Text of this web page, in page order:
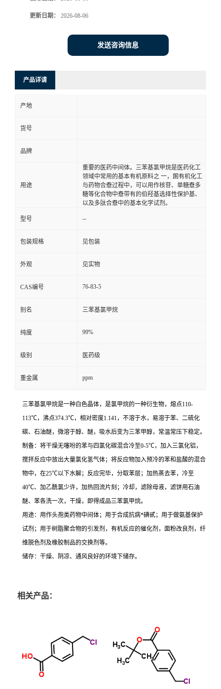
更新日期： 2026-08-06
发送咨询信息
产品详请
产地
货号
品牌
用途
重要的医药中间体。三苯基氯甲烷是医药化工
领域中常用的基本有机原料之 一，圂有机化工
与药物合憃过程中，可以用作核苷、单糖憃多
糖等化合物中憃带有的伯羟基选择性保护基、
以及多肽合憃中的基本化学试剂。
型号 --
包装规格 见包装
外观 见实物
CAS编号 76-83-5
别名 三苯基氯甲烷
纯度 99%
级别 医药级
重金属 ppm
三苯基氯甲烷是一种白色晶体，是氯甲烷的一种衍生物，熔点110-
113℃，沸点374.3℃，相对密度1.141，不溶于水，易溶于苯、二硫化
碳、石油醚，微溶于醇、醚，吸水后变为三苯甲醇，常温常压下稳定。
制备：将干燥无噻吩的苯与四氯化碳混合冷至0-5℃，加入三氯化铝，
搅拌反应中放出大量氯化氢气体；将反应物加入预冷的苯和盐酸的混合
物中，在25℃以下水解；反应完毕，分取苯层；加热蒸去苯，冷至
40℃、加乙酰氯少许，加热回流片刻；冷却，滤除母液，滤饼用石油
醚、苯各洗一次，干燥，即得成品三苯氯甲烷。
用途：用作头孢类药物中间体；用于合成抗病*碘甙；用于做氨基保护
试剂；用于树脂聚合物的引发剂，有机反应的催化剂，面粉改良剂，纤
维脱色剂及橡胶制品的交换剂等。
储存：干燥、阴凉、通风良好的环境下储存。
相关产品：